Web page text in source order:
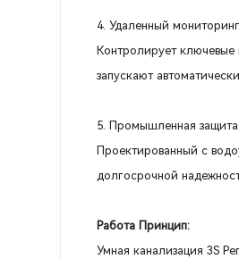
4. Удаленный
Контролирует
запускают
5. Промышленная защита
Проектированный с
долгосрочной
Работа Принцип:
Умная канализация 3S